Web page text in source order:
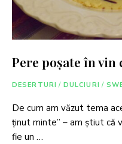
Pere poșate în vin
DESERTURI / DULCIURI /
De cum am văzut tema
ținut minte” – am știut că
fie un …